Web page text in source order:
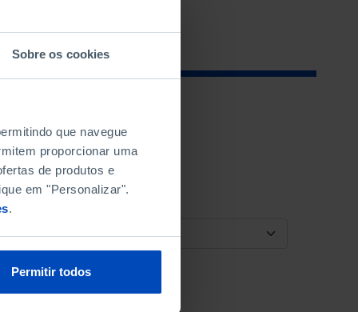
Sobre os cookies
que navegue
proporcionar uma
de produtos e
em "Personalizar".
.
Permitir todos
ORDENAR POR